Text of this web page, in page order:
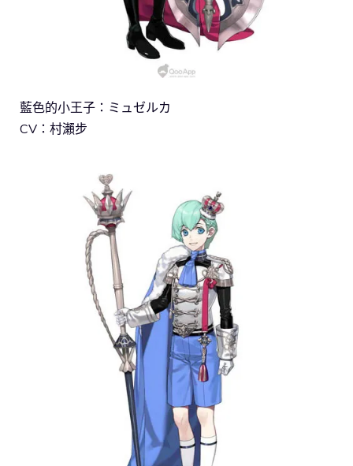
藍色的小王子：ミュゼルカ
CV：村瀨步